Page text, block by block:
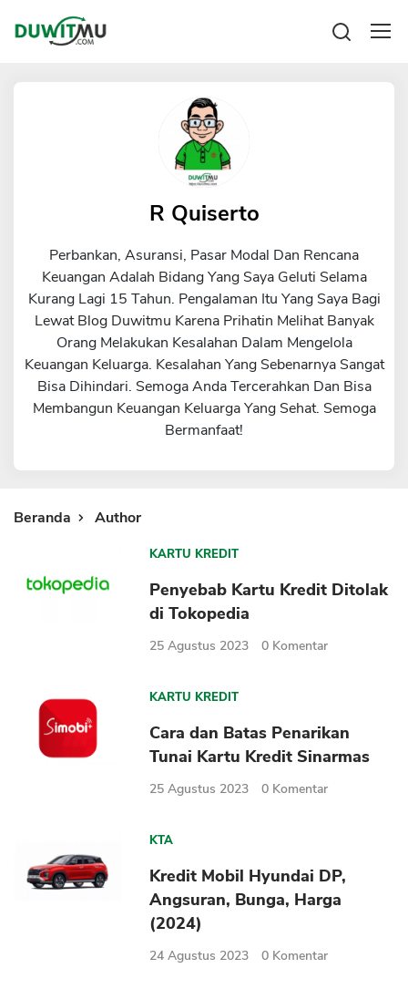
Mengelola keuangan
Pinjaman Online
Hutang
KTA
KPR
Kredit Usaha
Pinjaman Online
Broker Forex
Assets Crypto
Asuransi
Asuransi Syariah
R Quiserto
Perbankan, Asuransi, Pasar Modal Dan Rencana
Keuangan Adalah Bidang Yang Saya Geluti Selama
Kurang Lagi 15 Tahun. Pengalaman Itu Yang Saya Bagi
Lewat Blog Duwitmu Karena Prihatin Melihat Banyak
Orang Melakukan Kesalahan Dalam Mengelola
Keuangan Keluarga. Kesalahan Yang Sebenarnya Sangat
Bisa Dihindari. Semoga Anda Tercerahkan Dan Bisa
Membangun Keuangan Keluarga Yang Sehat. Semoga
Bermanfaat!
Beranda Author
KARTU KREDIT
Penyebab Kartu Kredit Ditolak
di Tokopedia
25 Agustus 2023 0 Komentar
KARTU KREDIT
Cara dan Batas Penarikan
Tunai Kartu Kredit Sinarmas
25 Agustus 2023 0 Komentar
KTA
Kredit Mobil Hyundai DP,
Angsuran, Bunga, Harga
(2024)
24 Agustus 2023 0 Komentar